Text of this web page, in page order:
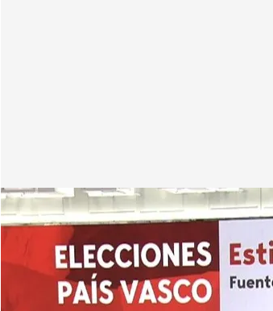
Los datos del sondeo GAD3 para Mediaset
Redacción digital Noticias Cuatro
08 ABR 2024 - 14:35h.
El sondeo de GAD3 para